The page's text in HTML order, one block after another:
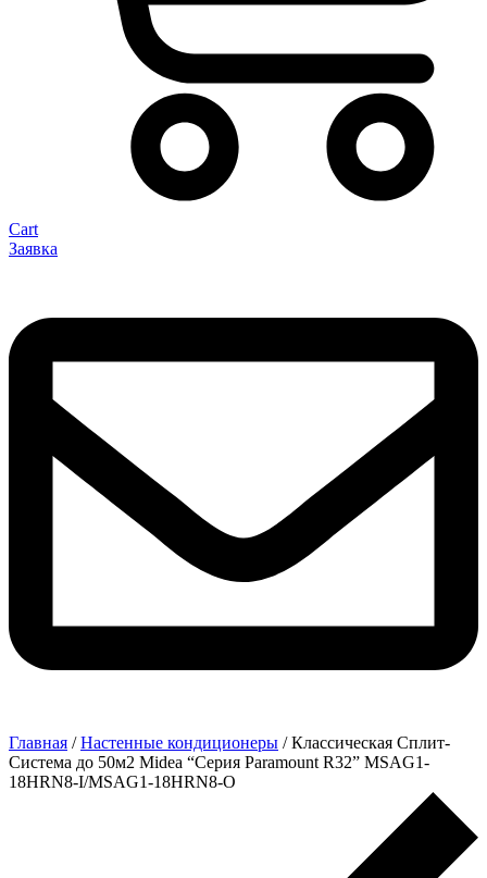
Cart
Заявка
Главная /Настенные кондиционеры / Классическая Сплит-
Система до 50м2 Midea “Серия Paramount R32” MSAG1-
18HRN8-I/MSAG1-18HRN8-O